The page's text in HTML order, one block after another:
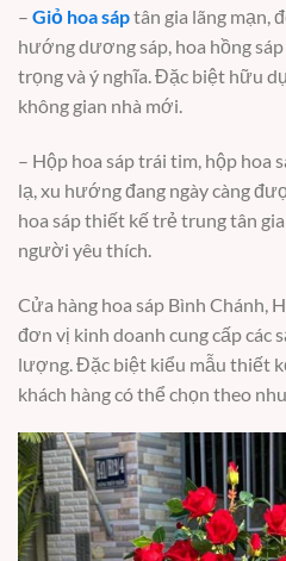
– Giỏ hoa sáptân gia lãng mạn,
hướng dương sáp, hoa hồng
trọng và ý nghĩa. Đặc biệt hữu
không gian nhà mới.
– Hộp hoa sáp trái tim, hộp hoa
lạ, xu hướng đang ngày càng
hoa sáp thiết kế trẻ trung tân
người yêu thích.
Cửa hàng hoa sáp Bình Chánh,
đơn vị kinh doanh cung cấp các
lượng. Đặc biệt kiểu mẫu thiết
khách hàng có thể chọn theo nhu